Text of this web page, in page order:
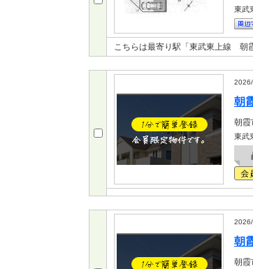
東武
こちらは最寄り駅「東武東上線 朝
朝
朝霞
東武
朝
朝霞